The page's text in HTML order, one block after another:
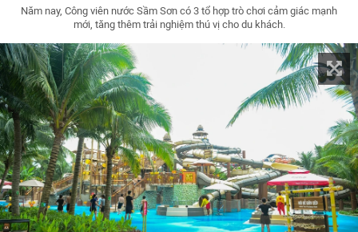
Năm nay, Công viên nước Sầm Sơn có 3 tổ hợp trò chơi cảm giác mạnh
mới, tăng thêm trải nghiệm thú vị cho du khách.